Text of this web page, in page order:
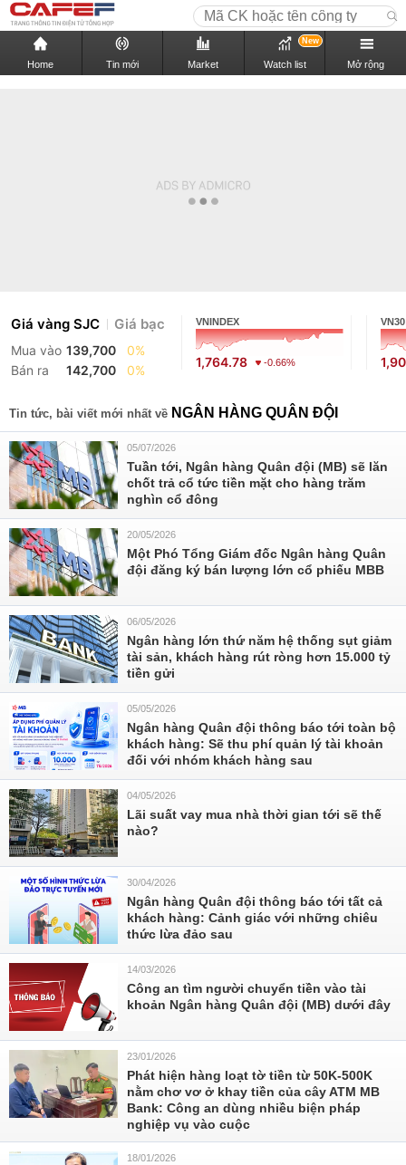
Home Tin mới Market Watch list
New
Mở rộng
Giá vàng SJC Giá bạc
Mua vào 139,700
0%
Bán ra
142,700 0%
VNINDEX
1,764.78 -0.66%
VN30
Tin tức, bài viết mới nhất về NGÂN HÀNG QUÂN ĐỘI
05/07/2026
Tuần tới, Ngân hàng Quân đội (MB) sẽ lăn
chốt trả cổ tức tiền mặt cho hàng trăm
nghìn cổ đông
20/05/2026
Một Phó Tổng Giám đốc Ngân hàng Quân
đội đăng ký bán lượng lớn cổ phiếu MBB
06/05/2026
Ngân hàng lớn thứ năm hệ thống sụt giảm
tài sản, khách hàng rút ròng hơn 15.000 tỷ
tiền gửi
05/05/2026
Ngân hàng Quân đội thông báo tới toàn bộ
khách hàng: Sẽ thu phí quản lý tài khoản
đối với nhóm khách hàng sau
04/05/2026
Lãi suất vay mua nhà thời gian tới sẽ thế
nào?
30/04/2026
Ngân hàng Quân đội thông báo tới tất cả
khách hàng: Cảnh giác với những chiêu
thức lừa đảo sau
14/03/2026
Công an tìm người chuyển tiền vào tài
khoản Ngân hàng Quân đội (MB) dưới đây
23/01/2026
Phát hiện hàng loạt tờ tiền từ 50K-500K
nằm chơ vơ ở khay tiền của cây ATM MB
Bank: Công an dùng nhiều biện pháp
nghiệp vụ vào cuộc
18/01/2026